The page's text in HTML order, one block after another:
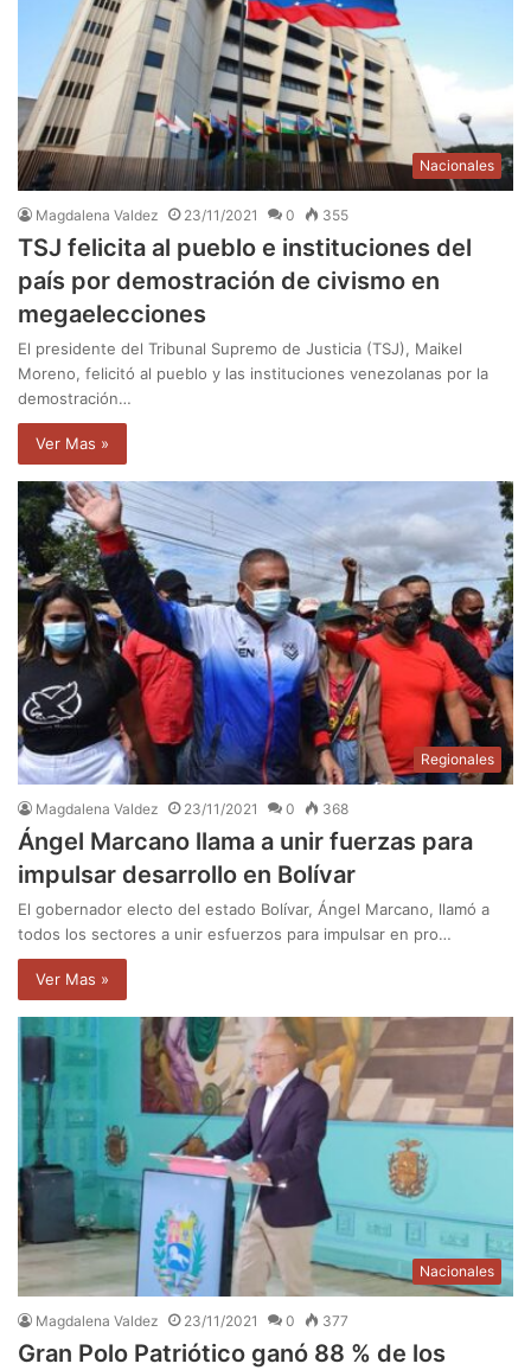
Nacionales
Magdalena Valdez 23/11/2021 0 355
TSJ felicita al pueblo e instituciones del
país por demostración de civismo en
megaelecciones
El presidente del Tribunal Supremo de Justicia (TSJ), Maikel
Moreno, felicitó al pueblo y las instituciones venezolanas por la
demostración…
Ver Mas »
Regionales
Magdalena Valdez 23/11/2021 0 368
Ángel Marcano llama a unir fuerzas para
impulsar desarrollo en Bolívar
El gobernador electo del estado Bolívar, Ángel Marcano, llamó a
todos los sectores a unir esfuerzos para impulsar en pro…
Ver Mas »
Nacionales
Magdalena Valdez 23/11/2021 0 377
Gran Polo Patriótico ganó 88 % de los